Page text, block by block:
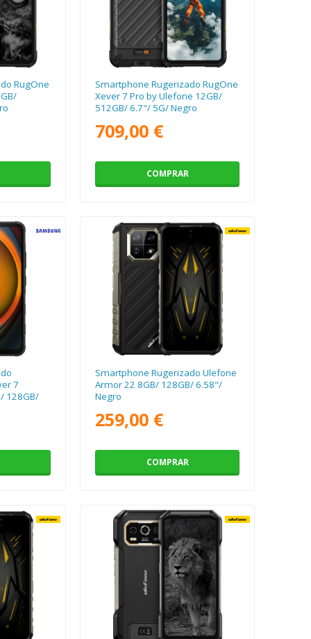
RugOne
Smartphone Rugerizado RugOne
Xever 7 Pro by Ulefone 12GB/
512GB/ 6.7"/ 5G/ Negro
709,00 €
COMPRAR
7
128GB/
Smartphone Rugerizado Ulefone
Armor 22 8GB/ 128GB/ 6.58"/
Negro
259,00 €
COMPRAR